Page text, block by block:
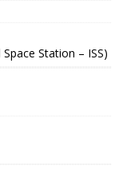
Station – ISS)